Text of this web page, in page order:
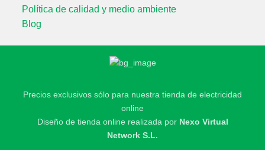
Política de calidad y medio ambiente
Blog
Precios exclusivos sólo para nuestra tienda de electricidad
online
Diseño de tienda online realizada por Nexo Virtual
Network S.L.